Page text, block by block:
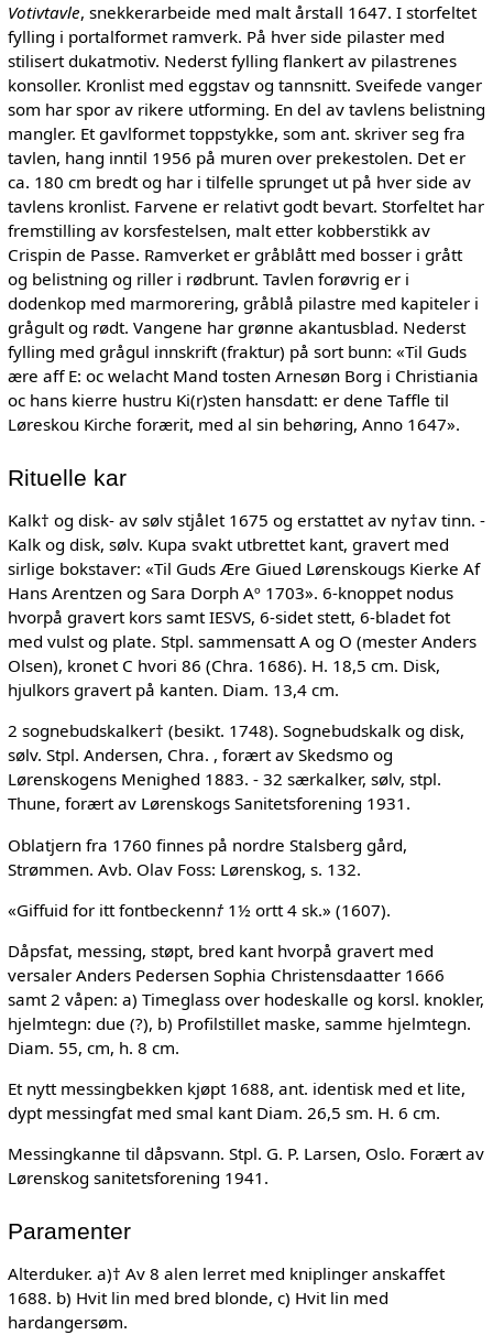
Votivtavle, snekkerarbeide med malt årstall 1647. I storfeltet
fylling i portalformet ramverk. På hver side pilaster med
stilisert dukatmotiv. Nederst fylling flankert av pilastrenes
konsoller. Kronlist med eggstav og tannsnitt. Sveifede vanger
som har spor av rikere utforming. En del av tavlens belistning
mangler. Et gavlformet toppstykke, som ant. skriver seg fra
tavlen, hang inntil 1956 på muren over prekestolen. Det er
ca. 180 cm bredt og har i tilfelle sprunget ut på hver side av
tavlens kronlist. Farvene er relativt godt bevart. Storfeltet har
fremstilling av korsfestelsen, malt etter kobberstikk av
Crispin de Passe. Ramverket er gråblått med bosser i grått
og belistning og riller i rødbrunt. Tavlen forøvrig er i
dodenkop med marmorering, gråblå pilastre med kapiteler i
grågult og rødt. Vangene har grønne akantusblad. Nederst
fylling med grågul innskrift (fraktur) på sort bunn: «Til Guds
ære aff E: oc welacht Mand tosten Arnesøn Borg i Christiania
oc hans kierre hustru Ki(r)sten hansdatt: er dene Taffle til
Løreskou Kirche forærit, med al sin behøring, Anno 1647».
Rituelle kar
Kalk† og disk- av sølv stjålet 1675 og erstattet av ny†av tinn. -
Kalk og disk, sølv. Kupa svakt utbrettet kant, gravert med
sirlige bokstaver: «Til Guds Ære Giued Lørenskougs Kierke Af
Hans Arentzen og Sara Dorph Aº 1703». 6-knoppet nodus
hvorpå gravert kors samt IESVS, 6-sidet stett, 6-bladet fot
med vulst og plate. Stpl. sammensatt A og O (mester Anders
Olsen), kronet C hvori 86 (Chra. 1686). H. 18,5 cm. Disk,
hjulkors gravert på kanten. Diam. 13,4 cm.
2 sognebudskalker† (besikt. 1748). Sognebudskalk og disk,
sølv. Stpl. Andersen, Chra. , forært av Skedsmo og
Lørenskogens Menighed 1883. - 32 særkalker, sølv, stpl.
Thune, forært av Lørenskogs Sanitetsforening 1931.
Oblatjern fra 1760 finnes på nordre Stalsberg gård,
Strømmen. Avb. Olav Foss: Lørenskog, s. 132.
«Giffuid for itt fontbeckenn†1½ ortt 4 sk.» (1607).
Dåpsfat, messing, støpt, bred kant hvorpå gravert med
versaler Anders Pedersen Sophia Christensdaatter 1666
samt 2 våpen: a) Timeglass over hodeskalle og korsl. knokler,
hjelmtegn: due (?), b) Profilstillet maske, samme hjelmtegn.
Diam. 55, cm, h. 8 cm.
Et nytt messingbekken kjøpt 1688, ant. identisk med et lite,
dypt messingfat med smal kant Diam. 26,5 sm. H. 6 cm.
Messingkanne til dåpsvann. Stpl. G. P. Larsen, Oslo. Forært av
Lørenskog sanitetsforening 1941.
Paramenter
Alterduker. a)† Av 8 alen lerret med kniplinger anskaffet
1688. b) Hvit lin med bred blonde, c) Hvit lin med
hardangersøm.